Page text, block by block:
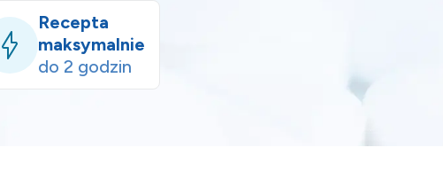
Recepta
maksymalnie
do 2 godzin